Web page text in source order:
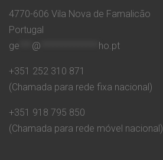
4770-606 Vila Nova de Famalicão
Portugal
ge
@ ho.pt
+351 252 310 871
(Chamada para rede fixa nacional)
+351 918 795 850
(Chamada para rede móvel nacional)